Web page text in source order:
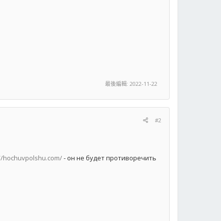
最後編輯: 2022-11-22
#2
hochuvpolshu.com/- он не будет противоречить